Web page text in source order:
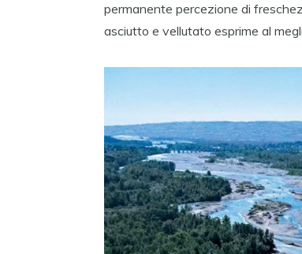
permanente percezione di
asciutto e vellutato esprime al